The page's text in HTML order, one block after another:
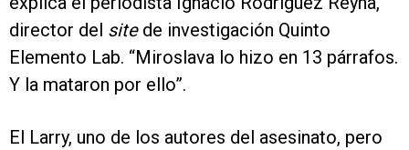
director del sitede investigación Quinto
Elemento Lab. “Miroslava lo hizo en 13 párrafos.
Y la mataron por ello”.
El Larry, uno de los autores del asesinato, pero